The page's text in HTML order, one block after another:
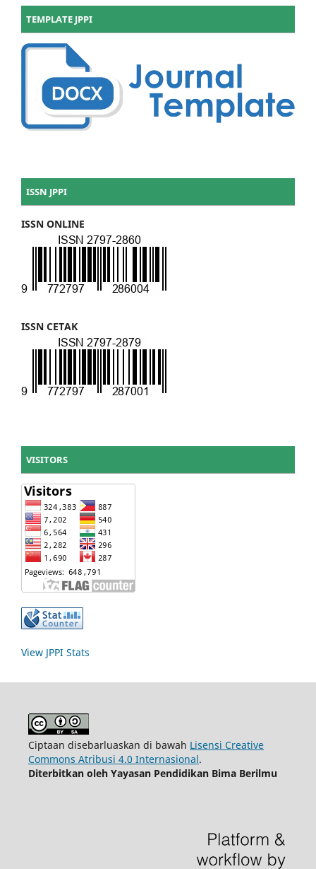
TEMPLATE JPPI
ISSN JPPI
ISSN ONLINE
ISSN CETAK
VISITORS
View JPPI Stats
Ciptaan disebarluaskan di bawah Lisensi Creative
Commons Atribusi 4.0 Internasional.
Diterbitkan oleh Yayasan Pendidikan Bima Berilmu